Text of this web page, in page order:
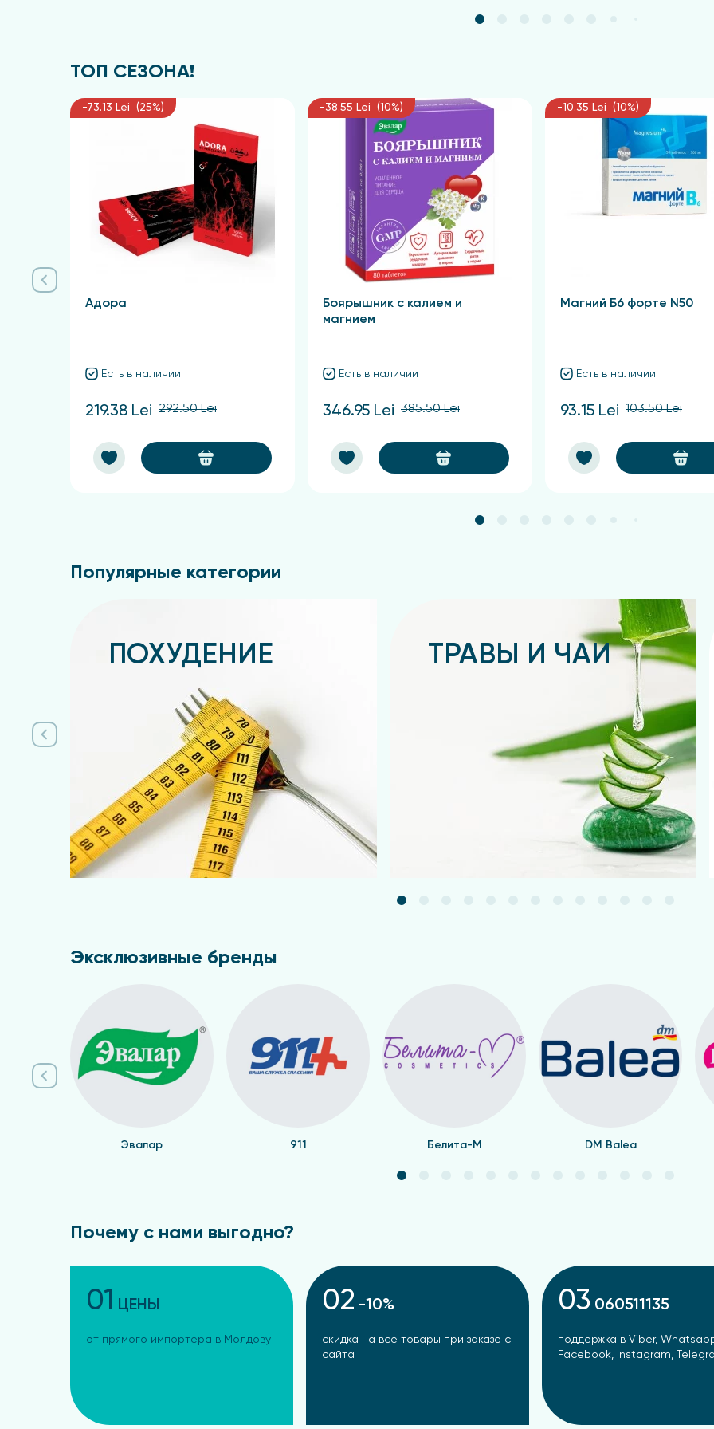
ТОП СЕЗОНА!
-73.13 Lei (25%)
Адора
Есть в наличии
219.38 Lei 292.50 Lei
-38.55 Lei (10%)
Боярышник с калием и
магнием
Есть в наличии
346.95 Lei 385.50 Lei
-10.35 Lei (10%)
Магний Б6 форте N50
Есть в наличии
93.15 Lei 103.50 Lei
Популярные категории
ПОХУДЕНИЕ ТРАВЫ И ЧАИ
Эксклюзивные бренды
Эвалар 911 Белита-М DM Balea
Почему с нами выгодно?
01 ЦЕНЫ
от прямого импортера в Молдову
02 -10%
скидка на все товары при заказе с
сайта
03 060511135
поддержка в Viber,
Facebook, Instagram,